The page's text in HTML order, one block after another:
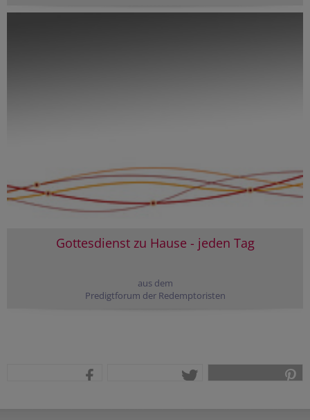
Gottesdienst zu Hause - jeden Tag
aus dem
Predigtforum der Redemptoristen